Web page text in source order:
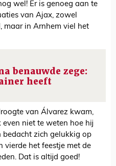
wel! Er is genoeg aan te
van Ajax, zowel
maar in Arnhem viel het
benauwde zege:
heeft
van Álvarez kwam,
niet te weten hoe hij
bedacht zich gelukkig op
vierde het feestje met de
Dat is altijd goed!